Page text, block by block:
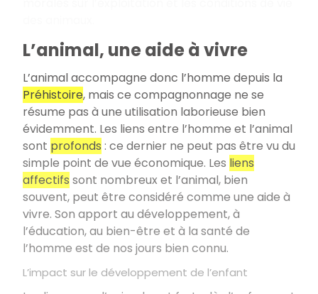
L’animal, une aide à vivre
L’animal accompagne donc l’homme depuis la
Préhistoire, mais ce compagnonnage ne se
résume pas à une utilisation laborieuse bien
évidemment. Les liens entre l’homme et l’animal
sont profonds : ce dernier ne peut pas être vu du
simple point de vue économique. Les liens
affectifs sont nombreux et l’animal, bien
souvent, peut être considéré comme une aide à
vivre. Son apport au développement, à
l’éducation, au bien-être et à la santé de
l’homme est de nos jours bien connu.
L’impact sur le développement de l’enfant